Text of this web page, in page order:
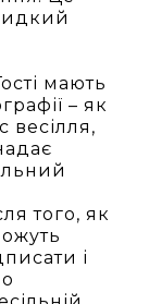
мають
– як
весілля,
того, як
і